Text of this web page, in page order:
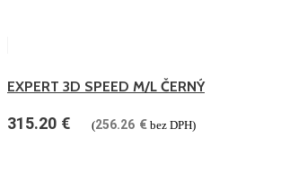
EXPERT 3D SPEED M/L ČERNÝ
315.20 € (256.26 € bez DPH)